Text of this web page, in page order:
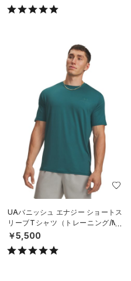
UAバニッシュ エナジー ショートス
リーブTシャツ（トレーニング/ME
N）
￥5,500